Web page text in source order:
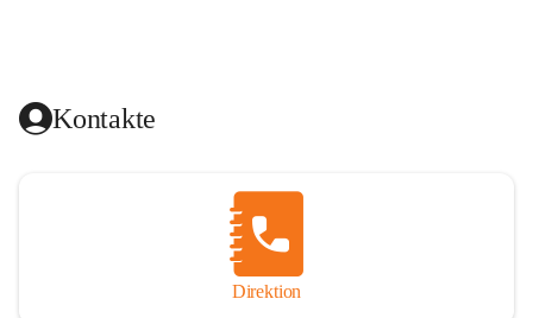
Kontakte
Direktion